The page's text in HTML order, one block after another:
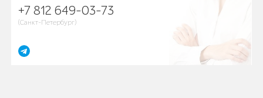
+7 812 649-03-73
(Санкт-Петербург)